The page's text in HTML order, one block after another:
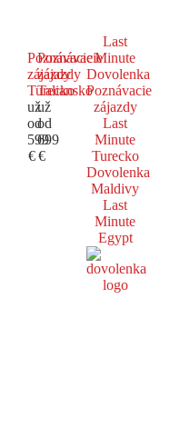
Poznávacie
zájazdy
Turecko
už
od
599
€
Poznávacie
zájazdy
Taliansko
už
od
699
€
Last
Minute
Dovolenka
Poznávacie
zájazdy
Last
Minute
Turecko
Dovolenka
Maldivy
Last
Minute
Egypt